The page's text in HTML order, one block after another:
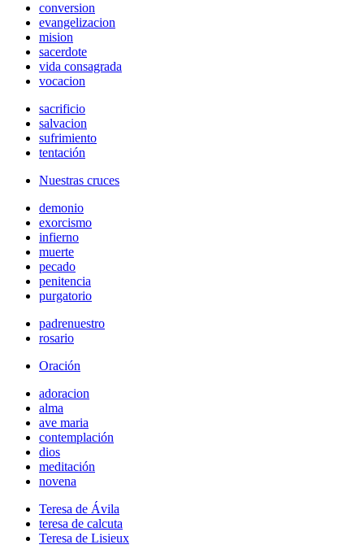
conversion
evangelizacion
mision
sacerdote
vida consagrada
vocacion
sacrificio
salvacion
sufrimiento
tentación
Nuestras cruces
demonio
exorcismo
infierno
muerte
pecado
penitencia
purgatorio
padrenuestro
rosario
Oración
adoracion
alma
ave maria
contemplación
dios
meditación
novena
Teresa de Ávila
teresa de calcuta
Teresa de Lisieux